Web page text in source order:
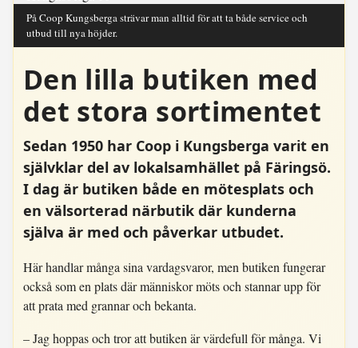
På Coop Kungsberga strävar man alltid för att ta både service och
utbud till nya höjder.
Den lilla butiken med
det stora sortimentet
Sedan 1950 har Coop i Kungsberga varit en
självklar del av lokalsamhället på Färingsö.
I dag är butiken både en mötesplats och
en välsorterad närbutik där kunderna
själva är med och påverkar utbudet.
Här handlar många sina vardagsvaror, men butiken fungerar
också som en plats där människor möts och stannar upp för
att prata med grannar och bekanta.
– Jag hoppas och tror att butiken är värdefull för många. Vi